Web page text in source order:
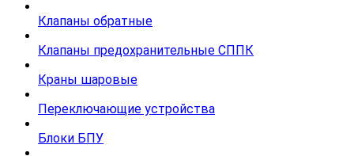
Клапаны обратные
Клапаны предохранительные СППК
Краны шаровые
Переключающие устройства
Блоки БПУ